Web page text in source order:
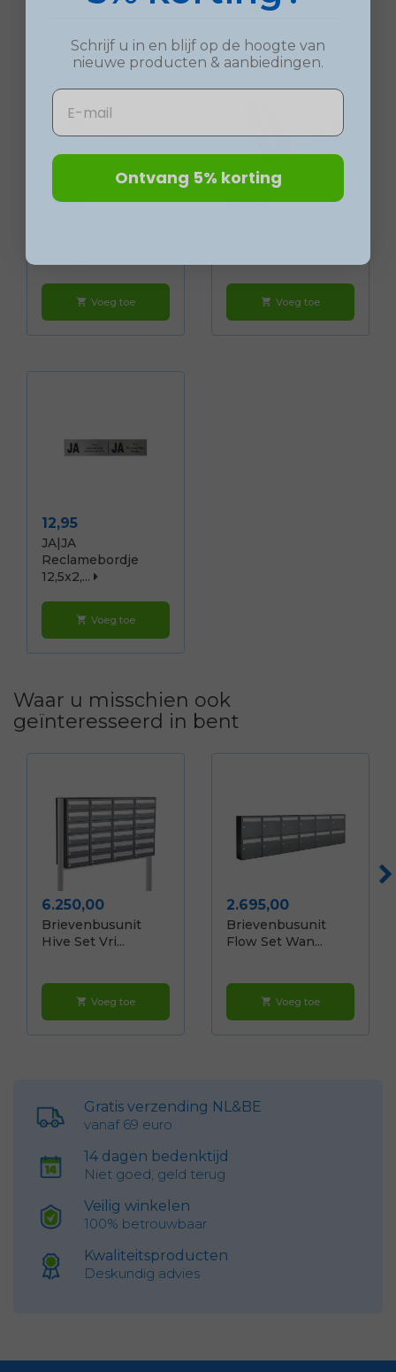
Prijs
95,00
shopping_cart Voeg toe
Prijs
60,00
shopping_cart Voeg toe
Prijs
12,95
JA|JA
Reclamebordje
12,5x2,...
shopping_cart Voeg toe
Waar u misschien ook
geïnteresseerd in bent
Prijs
6.250,00
Brievenbusunit
Hive Set Vri...
shopping_cart Voeg toe
Prijs
2.695,00
Brievenbusunit
Flow Set Wan...
shopping_cart Voeg toe
Gratis verzending NL&BE
vanaf 69 euro
14 dagen bedenktijd
Niet goed, geld terug
Veilig winkelen
100% betrouwbaar
Kwaliteitsproducten
Deskundig advies
Schrijf u in en blijf op de hoogte van
nieuwe producten & aanbiedingen.
Email
Ontvang 5% korting